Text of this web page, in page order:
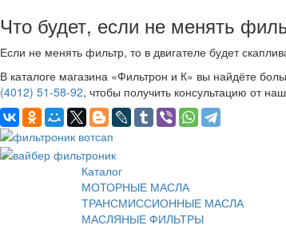
Что будет, если не менять
Если не менять фильтр, то в двигателе будет
В каталоге магазина «Фильтрон и К» вы найдёте
(4012) 51-58-92, чтобы получить консультацию от
Каталог
МОТОРНЫЕ МАСЛА
ТРАНСМИССИОННЫЕ МАСЛА
МАСЛЯНЫЕ ФИЛЬТРЫ